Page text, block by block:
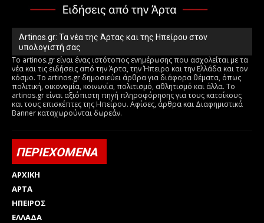
Artinos.gr: Τα νέα της Άρτας και της Ηπείρου στον
υπολογιστή σας
Το artinos.gr είναι ένας ιστότοπος ενημέρωσης που ασχολείται με τα
νέα και τις ειδήσεις από την Άρτα, την Ήπειρο και την Ελλάδα και τον
κόσμο. Το artinos.gr δημοσιεύει άρθρα για διάφορα θέματα, όπως
πολιτική, οικονομία, κοινωνία, πολιτισμό, αθλητισμό και άλλα. Το
artinos.gr είναι αξιόπιστη πηγή πληροφόρησης για τους κατοίκους
και τους επισκέπτες της Ηπείρου. Αφίσες, άρθρα και Διαφημιστικά
Banner καταχωρούνται δωρεάν.
ΠΕΡΙΕΧΟΜΕΝΑ
ΑΡΧΙΚΗ
ΑΡΤΑ
ΗΠΕΙΡΟΣ
ΕΛΛΑΔΑ